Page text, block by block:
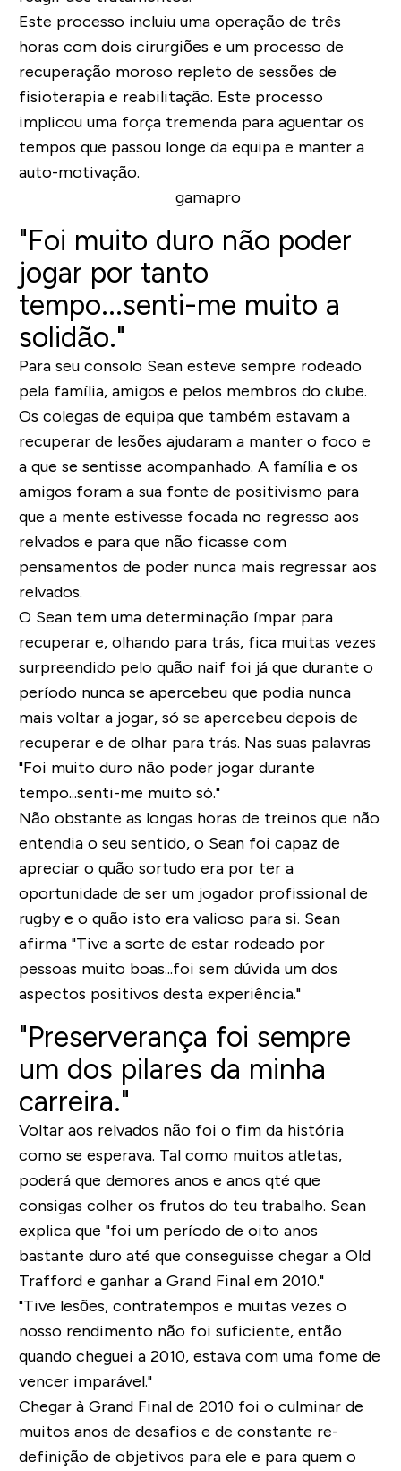
Este processo incluiu uma operação de três
horas com dois cirurgiões e um processo de
recuperação moroso repleto de sessões de
fisioterapia e reabilitação. Este processo
implicou uma força tremenda para aguentar os
tempos que passou longe da equipa e manter a
auto-motivação.
"Foi muito duro não poder
jogar por tanto
tempo...senti-me muito a
solidão."
Para seu consolo Sean esteve sempre rodeado
pela família, amigos e pelos membros do clube.
Os colegas de equipa que também estavam a
recuperar de lesões ajudaram a manter o foco e
a que se sentisse acompanhado. A família e os
amigos foram a sua fonte de positivismo para
que a mente estivesse focada no regresso aos
relvados e para que não ficasse com
pensamentos de poder nunca mais regressar aos
relvados.
O Sean tem uma determinação ímpar para
recuperar e, olhando para trás, fica muitas vezes
surpreendido pelo quão naif foi já que durante o
período nunca se apercebeu que podia nunca
mais voltar a jogar, só se apercebeu depois de
recuperar e de olhar para trás. Nas suas palavras
"Foi muito duro não poder jogar durante
tempo...senti-me muito só."
Não obstante as longas horas de treinos que não
entendia o seu sentido, o Sean foi capaz de
apreciar o quão sortudo era por ter a
oportunidade de ser um jogador profissional de
rugby e o quão isto era valioso para si. Sean
afirma "Tive a sorte de estar rodeado por
pessoas muito boas...foi sem dúvida um dos
aspectos positivos desta experiência."
"Preserverança foi sempre
um dos pilares da minha
carreira."
Voltar aos relvados não foi o fim da história
como se esperava. Tal como muitos atletas,
poderá que demores anos e anos qté que
consigas colher os frutos do teu trabalho. Sean
explica que "foi um período de oito anos
bastante duro até que conseguisse chegar a Old
Trafford e ganhar a Grand Final em 2010."
"Tive lesões, contratempos e muitas vezes o
nosso rendimento não foi suficiente, então
quando cheguei a 2010, estava com uma fome de
vencer imparável."
Chegar à Grand Final de 2010 foi o culminar de
muitos anos de desafios e de constante re-
definição de objetivos para ele e para quem o